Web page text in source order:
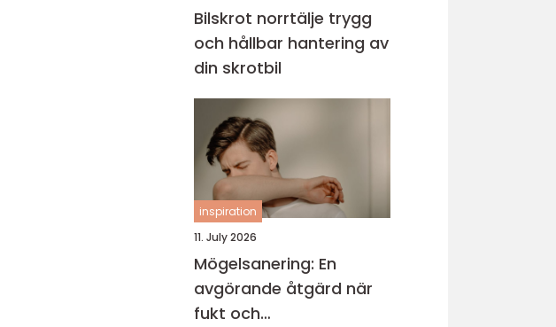
Bilskrot norrtälje trygg
och hållbar hantering av
din skrotbil
inspiration
11. July 2026
Mögelsanering: En
avgörande åtgärd när
fukt och